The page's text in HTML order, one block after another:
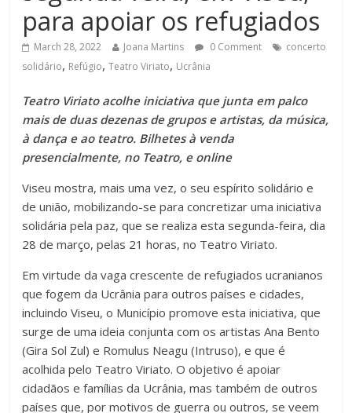
para apoiar os refugiados
March 28, 2022 Joana Martins 0 Comment
concerto
solidário, Refúgio,Teatro Viriato, Ucrânia
Teatro Viriato acolhe iniciativa que junta em palco
mais de duas dezenas de grupos e artistas, da música,
à dança e ao teatro. Bilhetes à venda
presencialmente, no Teatro, e online
Viseu mostra, mais uma vez, o seu espírito solidário e
de união, mobilizando-se para concretizar uma iniciativa
solidária pela paz, que se realiza esta segunda-feira, dia
28 de março, pelas 21 horas, no Teatro Viriato.
Em virtude da vaga crescente de refugiados ucranianos
que fogem da Ucrânia para outros países e cidades,
incluindo Viseu, o Município promove esta iniciativa, que
surge de uma ideia conjunta com os artistas Ana Bento
(Gira Sol Zul) e Romulus Neagu (Intruso), e que é
acolhida pelo Teatro Viriato. O objetivo é apoiar
cidadãos e famílias da Ucrânia, mas também de outros
países que, por motivos de guerra ou outros, se veem